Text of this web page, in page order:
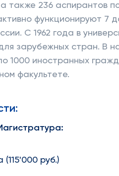
также 236 аспирантов
функционируют 7
С 1962 года в
зарубежных стран. В
1000 иностранных
факультете.
(115'000 руб.)